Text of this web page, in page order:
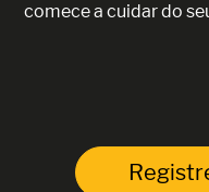
comece a cuidar do